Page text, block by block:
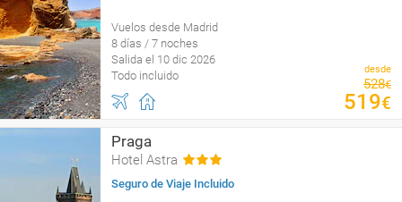
Vuelos desde Madrid
8 días / 7 noches
Salida el 10 dic 2026
Todo incluido
desde
528€
519€
Praga
Hotel Astra
Seguro de Viaje Incluido